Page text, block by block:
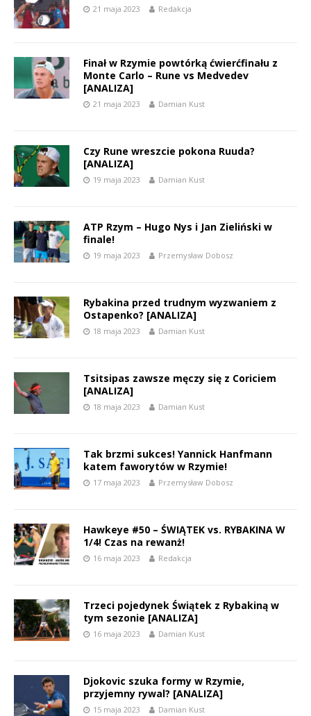
21 maja 2023 Redakcja
Finał w Rzymie powtórką ćwierćfinału z
Monte Carlo – Rune vs Medvedev
[ANALIZA]
21 maja 2023 Damian Kust
Czy Rune wreszcie pokona Ruuda?
[ANALIZA]
19 maja 2023 Damian Kust
ATP Rzym – Hugo Nys i Jan Zieliński w
finale!
19 maja 2023 Przemysław Dobosz
Rybakina przed trudnym wyzwaniem z
Ostapenko? [ANALIZA]
18 maja 2023 Damian Kust
Tsitsipas zawsze męczy się z Coriciem
[ANALIZA]
18 maja 2023 Damian Kust
Tak brzmi sukces! Yannick Hanfmann
katem faworytów w Rzymie!
17 maja 2023 Przemysław Dobosz
Hawkeye #50 – ŚWIĄTEK vs. RYBAKINA W
1/4! Czas na rewanż!
16 maja 2023 Redakcja
Trzeci pojedynek Świątek z Rybakiną w
tym sezonie [ANALIZA]
16 maja 2023 Damian Kust
Djokovic szuka formy w Rzymie,
przyjemny rywal? [ANALIZA]
15 maja 2023 Damian Kust